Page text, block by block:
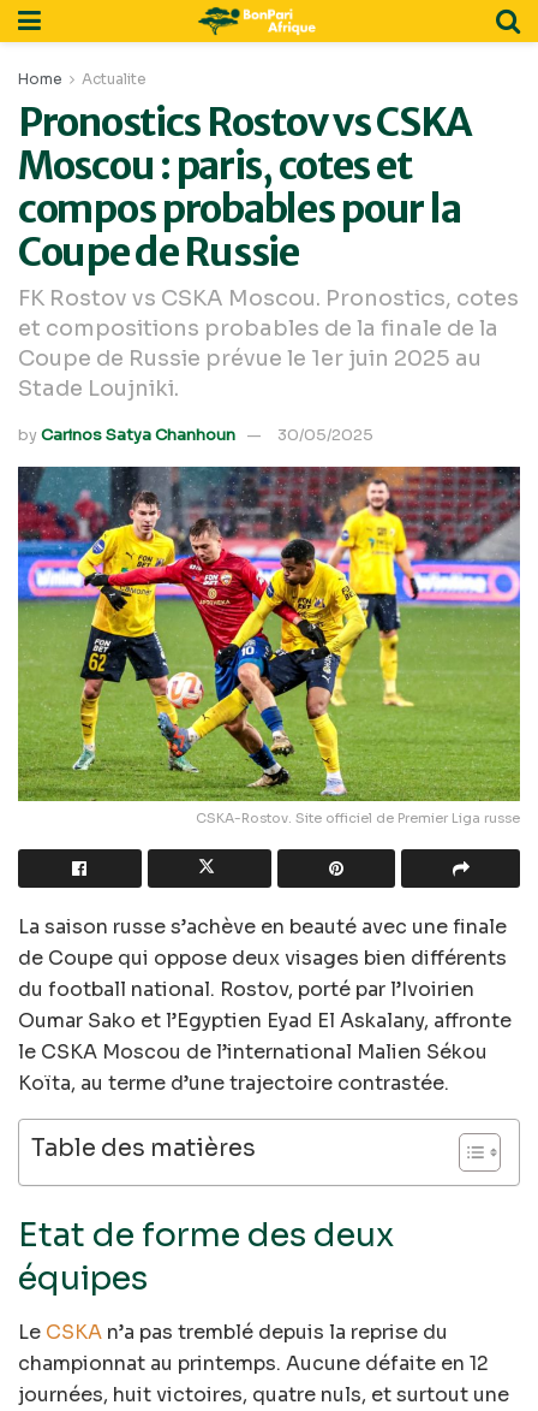
Home Actualite
Pronostics Rostov vs CSKA
Moscou : paris, cotes et
compos probables pour la
Coupe de Russie
FK Rostov vs CSKA Moscou. Pronostics, cotes
et compositions probables de la finale de la
Coupe de Russie prévue le 1er juin 2025 au
Stade Loujniki.
byCarinos Satya Chanhoun 30/05/2025
CSKA-Rostov. Site officiel de Premier Liga russe
La saison russe s’achève en beauté avec une finale
de Coupe qui oppose deux visages bien différents
du football national. Rostov, porté par l’Ivoirien
Oumar Sako et l’Egyptien Eyad El Askalany, affronte
le CSKA Moscou de l’international Malien Sékou
Koïta, au terme d’une trajectoire contrastée.
Table des matières
Etat de forme des deux
équipes
Le CSKA n’a pas tremblé depuis la reprise du
championnat au printemps. Aucune défaite en 12
journées, huit victoires, quatre nuls, et surtout une